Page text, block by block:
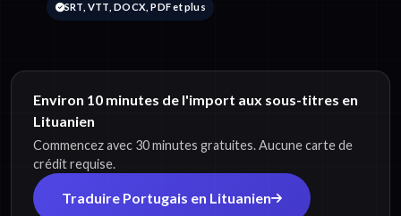
SRT, VTT, DOCX, PDF et plus
Environ 10 minutes de l'import aux sous-titres en
Lituanien
Commencez avec 30 minutes gratuites. Aucune carte de
crédit requise.
Traduire Portugais en Lituanien